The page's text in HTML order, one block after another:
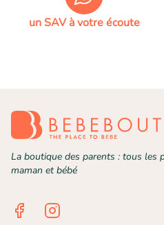
un SAV à votre écoute
La boutique des parents : tous les
maman et bébé
FacebookInstagram